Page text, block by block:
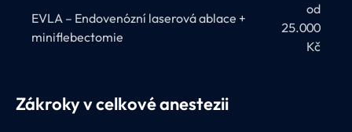
EVLA – Endovenózní laserová ablace +
miniflebectomie
od
25.000
Kč
Zákroky v celkové anestezii